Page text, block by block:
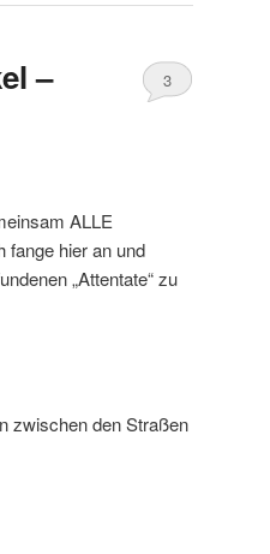
–
3
ALLE
fange hier an und
„Attentate“ zu
zwischen den Straßen